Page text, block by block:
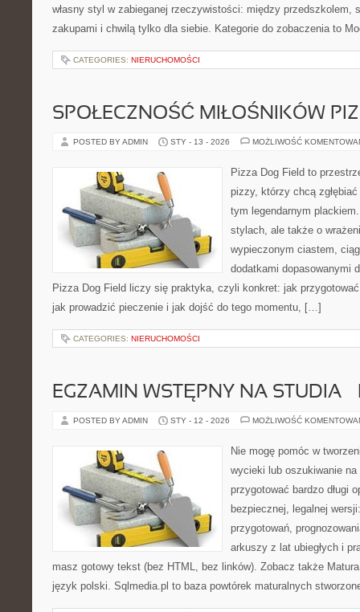
własny styl w zabieganej rzeczywistości: między przedszkolem,
zakupami i chwilą tylko dla siebie. Kategorie do zobaczenia to
CATEGORIES: NIERUCHOMOŚCI
SPOŁECZNOŚĆ MIŁOŚNIKÓW
POSTED BY ADMIN STY - 13 - 2026 MOŻLIWOŚĆ
Pizza Dog Field to
pizzy, którzy chcą
tym legendarnym
stylach, ale także o
wypieczonym ciastem,
dodatkami dopasowanymi
Pizza Dog Field liczy się praktyka, czyli konkret: jak
jak prowadzić pieczenie i jak dojść do tego momentu, […]
CATEGORIES: NIERUCHOMOŚCI
EGZAMIN WSTĘPNY NA STUDIA
POSTED BY ADMIN STY - 12 - 2026 MOŻLIWOŚĆ
Nie mogę pomóc w
wycieki lub oszukiwanie
przygotować bardzo długi
bezpiecznej, legalnej
przygotowań,
arkuszy z lat ubiegłych i
masz gotowy tekst (bez HTML, bez linków). Zobacz także
język polski. Sqlmedia.pl to baza powtórek maturalnych